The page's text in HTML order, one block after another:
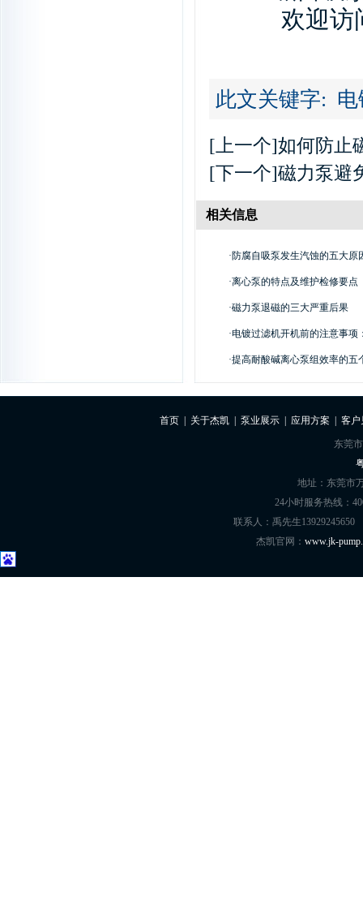
欢迎访
此文关键字:
[上一个]如何防止
[下一个]磁力泵避
相关信息
·防腐自吸泵发生汽蚀的五大原
·离心泵的特点及维护检修要点
·磁力泵退磁的三大严重后果
·电镀过滤机开机前的注意事项
·提高耐酸碱离心泵组效率的五
首页 关于杰凯 泵业展示 应用方案 客户
东莞
地址：东莞市
24小时服务热线：
联系人：禹先生13929245650
杰凯官网： www.jk-